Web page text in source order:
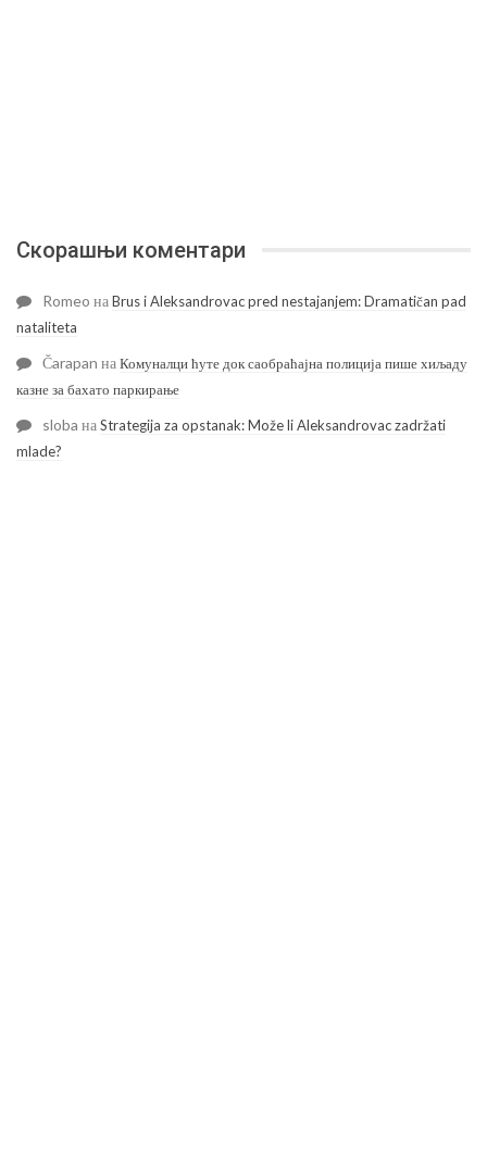
Скорашњи коментари
Romeo наBrus i Aleksandrovac pred nestajanjem: Dramatičan pad
nataliteta
Čarapan наКомуналци ћуте док саобраћајна полиција пише хиљаду
казне за бахато паркирање
sloba наStrategija za opstanak: Može li Aleksandrovac zadržati
mlade?